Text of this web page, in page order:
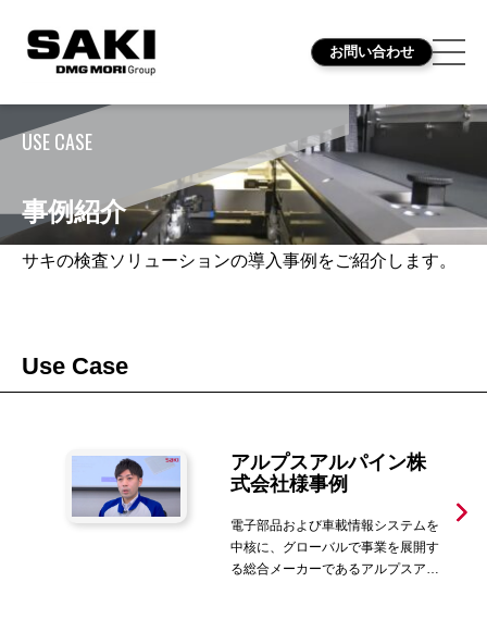
お問い合わせ
USE CASE
事例紹介
サキの検査ソリューションの導入事例をご紹介します。
Use Case
アルプスアルパイン株
式会社様事例
電子部品および車載情報システムを
中核に、グローバルで事業を展開す
る総合メーカーであるアルプスアル